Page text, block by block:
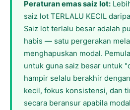
Peraturan emas saiz lot:
saiz lot TERLALU KECIL
Saiz lot terlalu besar adalah
habis — satu pergerakan
menghapuskan modal.
untuk guna saiz besar untuk
hampir selalu berakhir
kecil, fokus konsistensi, dan
secara beransur apabila